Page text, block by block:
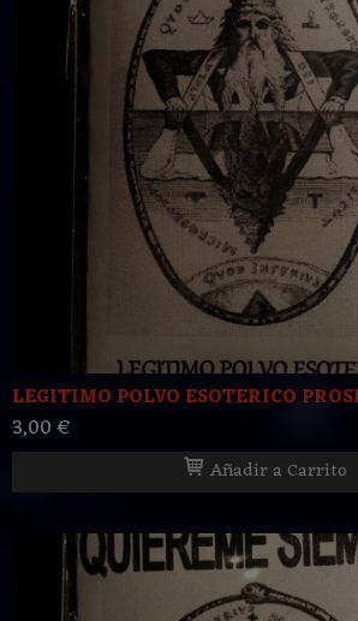
LEGITIMO POLVO ESOTERICO
3,00 €
Añadir a Carrito